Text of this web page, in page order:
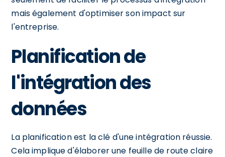
mais également d'optimiser son impact sur
l'entreprise.
Planification de
l'intégration des
données
La planification est la clé d'une intégration réussie.
Cela implique d'élaborer une feuille de route claire